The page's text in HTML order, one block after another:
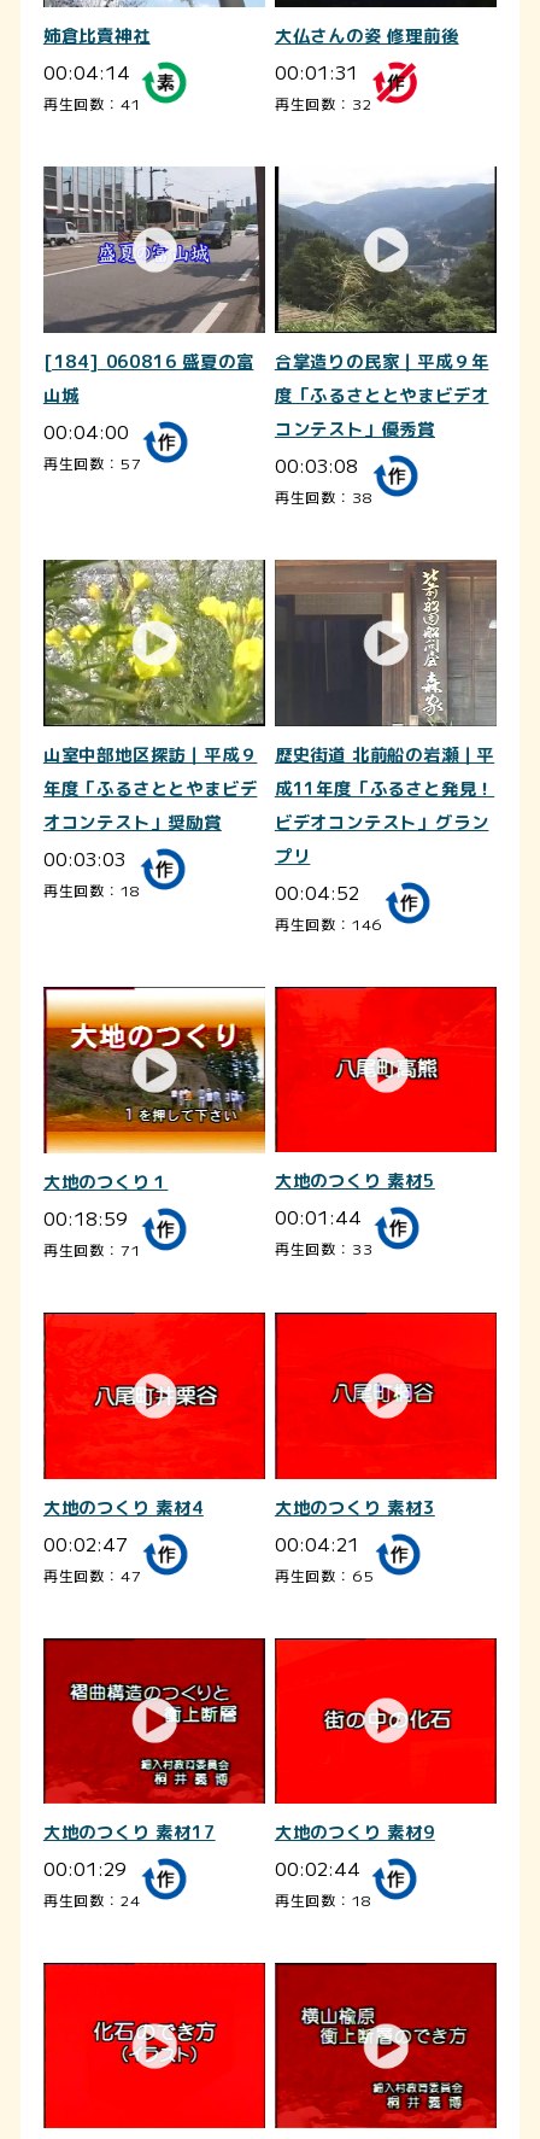
姉倉比賣神社
00:04:14
再生回数：41
大仏さんの姿 修理前後
00:01:31
再生回数：32
[184] 060816 盛夏の富
山城
00:04:00
再生回数：57
合掌造りの民家｜平成９年
度「ふるさととやまビデオ
コンテスト」優秀賞
00:03:08
再生回数：38
山室中部地区探訪｜平成９
年度「ふるさととやまビデ
オコンテスト」奨励賞
00:03:03
再生回数：18
歴史街道 北前船の岩瀬｜平
成11年度「ふるさと発見！
ビデオコンテスト」グラン
プリ
00:04:52
再生回数：146
大地のつくり１
00:18:59
再生回数：71
大地のつくり 素材5
00:01:44
再生回数：33
大地のつくり 素材4
00:02:47
再生回数：47
大地のつくり 素材3
00:04:21
再生回数：65
大地のつくり 素材17
00:01:29
再生回数：24
大地のつくり 素材9
00:02:44
再生回数：18